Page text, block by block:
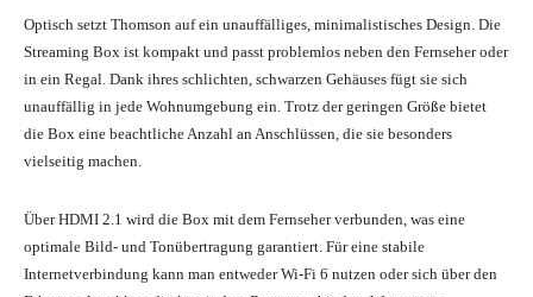
Optisch setzt Thomson auf ein unauffälliges, minimalistisches Design. Die
Streaming Box ist kompakt und passt problemlos neben den Fernseher oder
in ein Regal. Dank ihres schlichten, schwarzen Gehäuses fügt sie sich
unauffällig in jede Wohnumgebung ein. Trotz der geringen Größe bietet
die Box eine beachtliche Anzahl an Anschlüssen, die sie besonders
vielseitig machen.
Über HDMI 2.1 wird die Box mit dem Fernseher verbunden, was eine
optimale Bild- und Tonübertragung garantiert. Für eine stabile
Internetverbindung kann man entweder Wi-Fi 6 nutzen oder sich über den